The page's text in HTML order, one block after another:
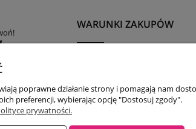
WARUNKI ZAKUPÓW
Polityka Prywatności
poprawne działanie strony i pomagają nam
preferencji, wybierając opcję "Dostosuj zgody".
prywatności.